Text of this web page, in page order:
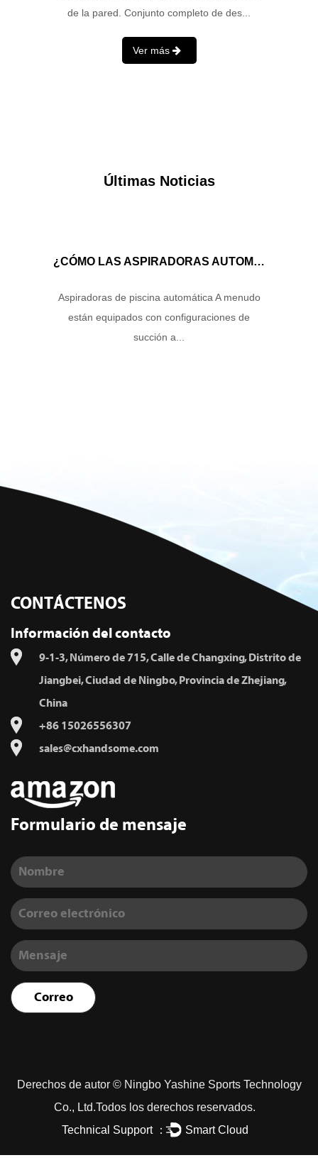
de la pared. Conjunto completo de des...
Ver más
Últimas Noticias
¿CÓMO LAS ASPIRADORAS AUTOMÁTICAS DE LA PISCINA MANEJAN EL FLUJO DE AGUA Y LA ENERGÍA DE SUCCIÓN PARA GARANTIZAR UN RENDIMIENTO DE LIMPIEZA ÓPTIMO?
Aspiradoras de piscina automática A menudo
están equipados con configuraciones de
succión a...
CONTÁCTENOS
Información del contacto
9-1-3, Número de 715, Calle de Changxing, Distrito de
Jiangbei, Ciudad de Ningbo, Provincia de Zhejiang,
China
+86 15026556307
sales@cxhandsome.com
Formulario de mensaje
Derechos de autor © Ningbo Yashine Sports Technology
Co., Ltd.Todos los derechos reservados.
Technical Support ： Smart Cloud